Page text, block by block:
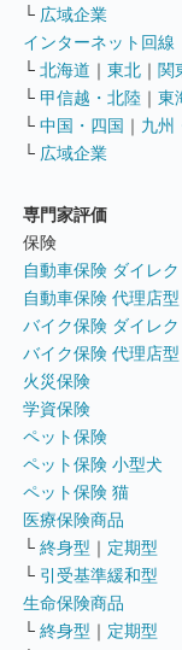
└ 広域企業
インターネット回線
└ 北海道 ｜ 東北 ｜ 関
└ 甲信越・北陸 ｜ 東
└ 中国・四国 ｜ 九州
└ 広域企業
専門家評価
保険
自動車保険 ダイレ
自動車保険 代理店型
バイク保険 ダイレ
バイク保険 代理店型
火災保険
学資保険
ペット保険
ペット保険 小型犬
ペット保険 猫
医療保険商品
└ 終身型 ｜ 定期型
└ 引受基準緩和型
生命保険商品
└ 終身型 ｜ 定期型